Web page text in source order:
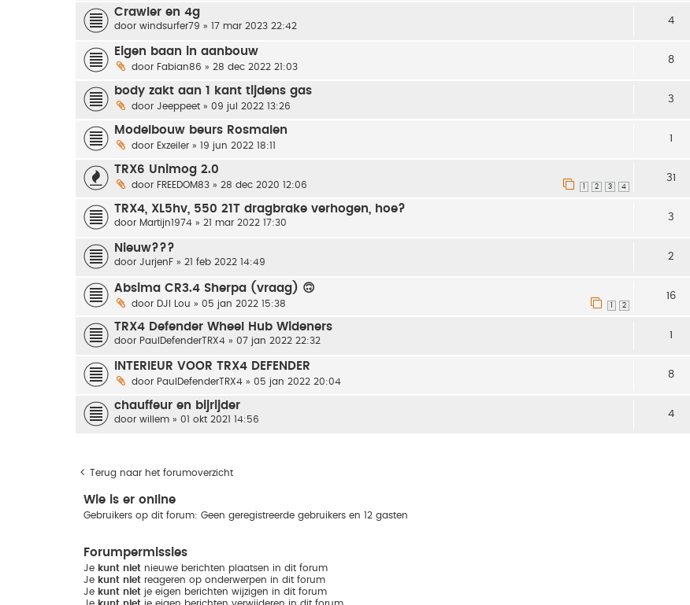
Crawler en 4g
door windsurfer79 » 17 mar 2023 22:42 4
Eigen baan in aanbouw
door Fabian86 » 28 dec 2022 21:03
8
body zakt aan 1 kant tijdens gas
door Jeeppeet » 09 jul 2022 13:26
3
Modelbouw beurs Rosmalen
door Exzeiler » 19 jun 2022 18:11
1
TRX6 Unimog 2.0
door FREEDOM83 » 28 dec 2020 12:06 2 3 4
31
TRX4, XL5hv, 550 21T dragbrake verhogen, hoe?
door Martijn1974 » 21 mar 2022 17:30 3
Nieuw???
door JurjenF » 21 feb 2022 14:49 2
Absima CR3.4 Sherpa (vraag) 🙃
door DJI Lou » 05 jan 2022 15:38 2
16
TRX4 Defender Wheel Hub Wideners
door PaulDefenderTRX4 » 07 jan 2022 22:32 1
INTERIEUR VOOR TRX4 DEFENDER
door PaulDefenderTRX4 » 05 jan 2022 20:04
8
chauffeur en bijrijder
door willem » 01 okt 2021 14:56 4
Terug naar het forumoverzicht
Wie is er online
Gebruikers op dit forum: Geen geregistreerde gebruikers en 12 gasten
Forumpermissies
Je kunt niet nieuwe berichten plaatsen in dit forum
Je kunt niet reageren op onderwerpen in dit forum
Je kunt niet je eigen berichten wijzigen in dit forum